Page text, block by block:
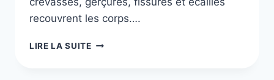
recouvrent les corps….
LIRE LA SUITELE